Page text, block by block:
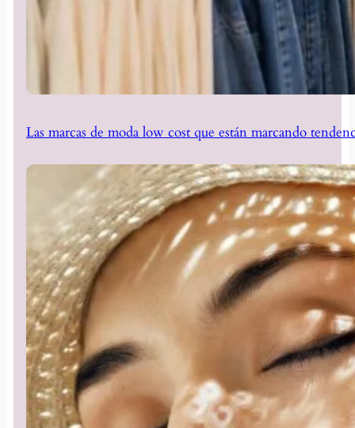
Las marcas de moda low cost que están marcando